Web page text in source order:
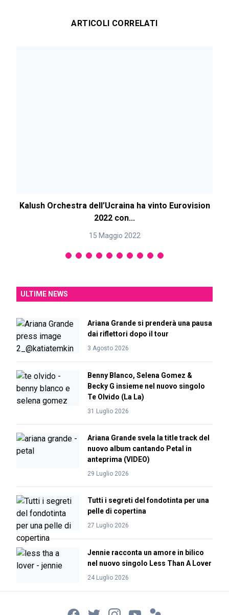
ARTICOLI CORRELATI
Kalush Orchestra dell’Ucraina ha vinto Eurovision
2022 con...
15 Maggio 2022
ULTIME NEWS
Ariana Grande si prenderà una pausa
dai riflettori dopo il tour
3 Agosto 2026
Benny Blanco, Selena Gomez &
Becky G insieme nel nuovo singolo
Te Olvido (La La)
31 Luglio 2026
Ariana Grande svela la title track del
nuovo album cantando Petal in
anteprima (VIDEO)
29 Luglio 2026
Tutti i segreti del fondotinta per una
pelle di copertina
27 Luglio 2026
Jennie racconta un amore in bilico
nel nuovo singolo Less Than A Lover
24 Luglio 2026